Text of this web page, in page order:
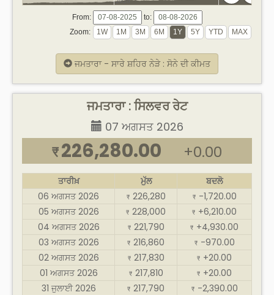
From:
to:
Zoom:
ਜਮਤਾਰਾ - ਸਾਰੇ ਸ਼ਹਿਰ ਨੇੜੇ : ਸੋਨੇ ਦੀ ਕੀਮਤ
ਜਮਤਾਰਾ : ਸਿਲਵਰ ਰੇਟ
07 ਅਗਸਤ 2026
₹ 226,280.00 +0.00
ਤਾਰੀਖ਼ ਮੁੱਲ
ਬਦਲੋ
06 ਅਗਸਤ 2026
₹ 226,280 ₹ -1,720.00
05 ਅਗਸਤ 2026
₹ 228,000 ₹ +6,210.00
04 ਅਗਸਤ 2026
₹ 221,790 ₹ +4,930.00
03 ਅਗਸਤ 2026
₹ 216,860 ₹ -970.00
02 ਅਗਸਤ 2026
₹ 217,830 ₹ +20.00
01 ਅਗਸਤ 2026
₹ 217,810 ₹ +20.00
31 ਜੁਲਾਈ 2026
₹ 217,790 ₹ -2,390.00